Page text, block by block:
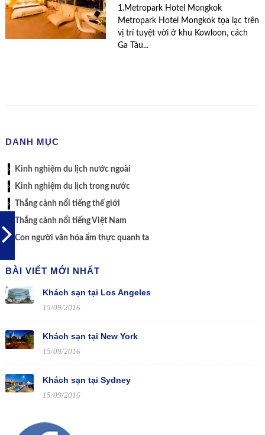
1.Metropark Hotel Mongkok
Metropark Hotel Mongkok tọa lạc trên
vị trí tuyệt vời ở khu Kowloon, cách
Ga Tàu...
DANH MỤC
Kinh nghiệm du lịch nước ngoài
Kinh nghiệm du lịch trong nước
Thắng cảnh nổi tiếng thế giới
Thắng cảnh nổi tiếng Việt Nam
Con người văn hóa ẩm thực quanh ta
BÀI VIẾT MỚI NHẤT
Khách sạn tại Los Angeles
15/09/2016
Khách sạn tại New York
15/09/2016
Khách sạn tại Sydney
15/09/2016